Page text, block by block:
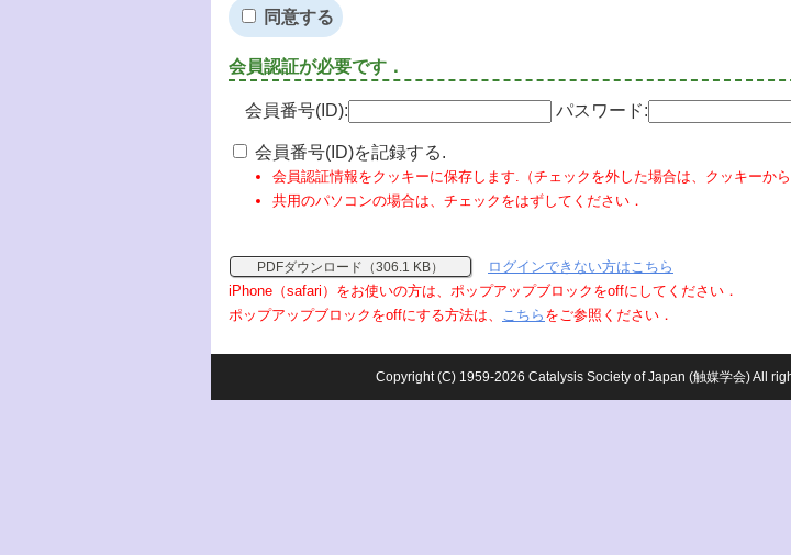
同意する
会員認証が必要です．
会員番号(ID): パスワード:
会員番号(ID)を記録する.
会員認証情報をクッキーに保存します.（チェックを外した場合は、クッキーから
共用のパソコンの場合は、チェックをはずしてください．
PDFダウンロード（306.1 KB）
ログインできない方はこちら
iPhone（safari）をお使いの方は、ポップアップブロックをoffにしてください．
ポップアップブロックをoffにする方法は、 こちら をご参照ください．
Copyright (C) 1959-2026 Catalysis Society of Japan (触媒学会) All